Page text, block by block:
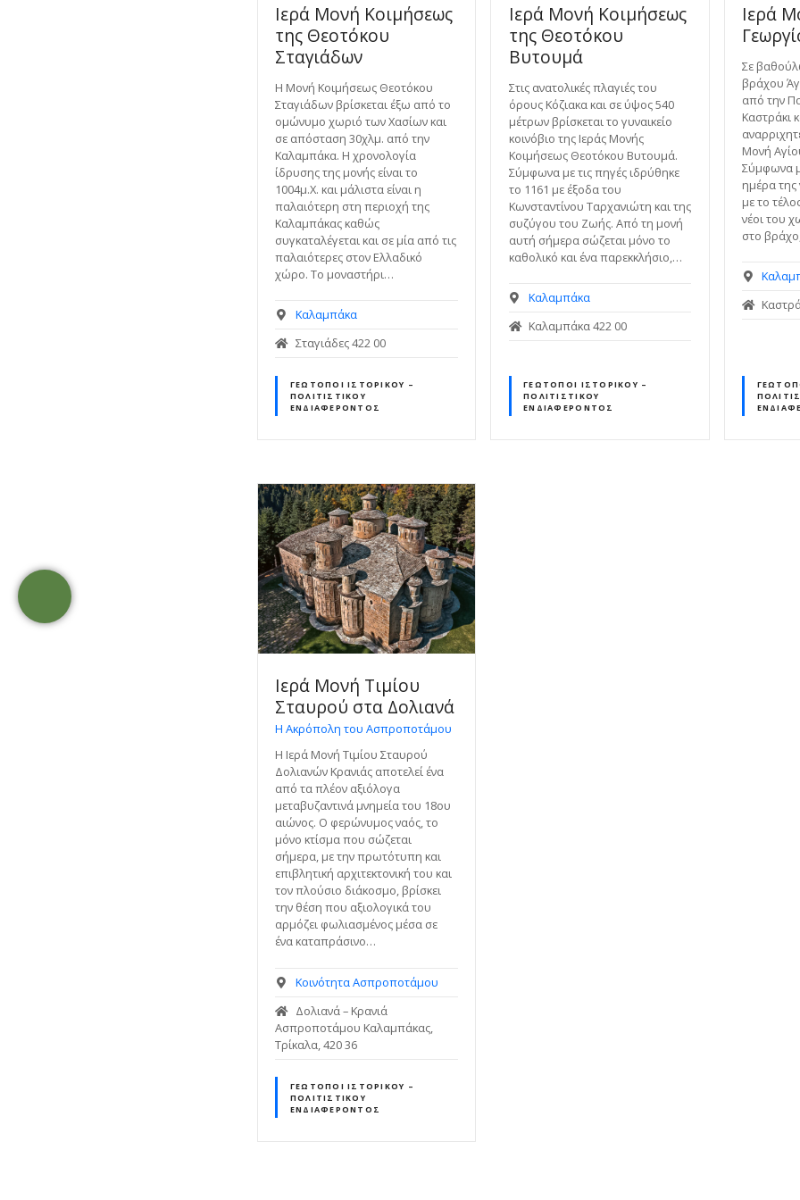
Ιερά Μονή Κοιμήσεως
της Θεοτόκου
Σταγιάδων
Η Μονή Κοιμήσεως Θεοτόκου
Σταγιάδων βρίσκεται έξω από το
ομώνυμο χωριό των Χασίων και
σε απόσταση 30χλμ. από την
Καλαμπάκα. Η χρονολογία
ίδρυσης της μονής είναι το
1004μ.Χ. και μάλιστα είναι η
παλαιότερη στη περιοχή της
Καλαμπάκας καθώς
συγκαταλέγεται και σε μία από τις
παλαιότερες στον Ελλαδικό
χώρο. Το μοναστήρι…
Καλαμπάκα
Σταγιάδες 422 00
ΓΕΏΤΟΠΟΙ ΙΣΤΟΡΙΚΟΎ –
ΠΟΛΙΤΙΣΤΙΚΟΎ
ΕΝΔΙΑΦΈΡΟΝΤΟΣ
Ιερά Μονή Κοιμήσεως
της Θεοτόκου
Βυτουμά
Στις ανατολικές πλαγιές του
όρους Κόζιακα και σε ύψος 540
μέτρων βρίσκεται το γυναικείο
κοινόβιο της Ιεράς Μονής
Κοιμήσεως Θεοτόκου Βυτουμά.
Σύμφωνα με τις πηγές ιδρύθηκε
το 1161 με έξοδα του
Κωνσταντίνου Ταρχανιώτη και της
συζύγου του Ζωής. Από τη μονή
αυτή σήμερα σώζεται μόνο το
καθολικό και ένα παρεκκλήσιο,…
Καλαμπάκα
Καλαμπάκα 422 00
ΓΕΏΤΟΠΟΙ ΙΣΤΟΡΙΚΟΎ –
ΠΟΛΙΤΙΣΤΙΚΟΎ
ΕΝΔΙΑΦΈΡΟΝΤΟΣ
Ιερά
Σε
βράχου
από την
Καστράκι
Μονή
Σύμφωνα
ημέρα της
με το
νέοι του
στο
Ιερά Μονή Τιμίου
Σταυρού στα Δολιανά
Η Ακρόπολη του Ασπροποτάμου
Η Ιερά Μονή Τιμίου Σταυρού
Δολιανών Κρανιάς αποτελεί ένα
από τα πλέον αξιόλογα
μεταβυζαντινά μνημεία του 18ου
αιώνος. Ο φερώνυμος ναός, το
μόνο κτίσμα που σώζεται
σήμερα, με την πρωτότυπη και
επιβλητική αρχιτεκτονική του και
τον πλούσιο διάκοσμο, βρίσκει
την θέση που αξιολογικά του
αρμόζει φωλιασμένος μέσα σε
ένα καταπράσινο…
Κοινότητα Ασπροποτάμου
Δολιανά – Κρανιά
Ασπροποτάμου Καλαμπάκας,
Τρίκαλα, 420 36
ΓΕΏΤΟΠΟΙ ΙΣΤΟΡΙΚΟΎ –
ΠΟΛΙΤΙΣΤΙΚΟΎ
ΕΝΔΙΑΦΈΡΟΝΤΟΣ